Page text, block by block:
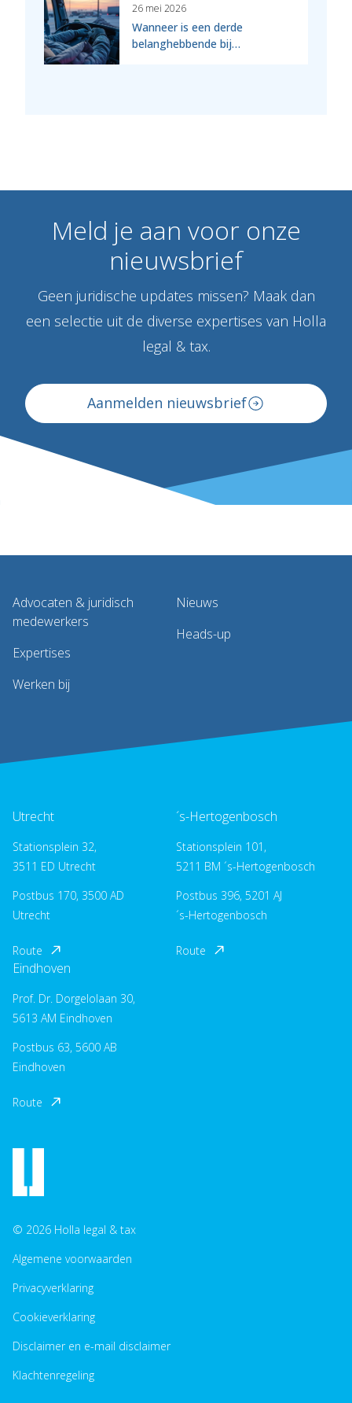
26 mei 2026
Wanneer is een derde
belanghebbende bij…
Meld je aan voor onze
nieuwsbrief
Geen juridische updates missen? Maak dan
een selectie uit de diverse expertises van Holla
legal & tax.
Aanmelden nieuwsbrief
Advocaten & juridisch
medewerkers
Expertises
Werken bij
Nieuws
Heads-up
Utrecht
Stationsplein 32,
3511 ED Utrecht
Postbus 170, 3500 AD
Utrecht
Route
´s-Hertogenbosch
Stationsplein 101,
5211 BM ´s-Hertogenbosch
Postbus 396, 5201 AJ
´s-Hertogenbosch
Route
Eindhoven
Prof. Dr. Dorgelolaan 30,
5613 AM Eindhoven
Postbus 63, 5600 AB
Eindhoven
Route
© 2026 Holla legal & tax
Algemene voorwaarden
Privacyverklaring
Cookieverklaring
Disclaimer en e-mail disclaimer
Klachtenregeling